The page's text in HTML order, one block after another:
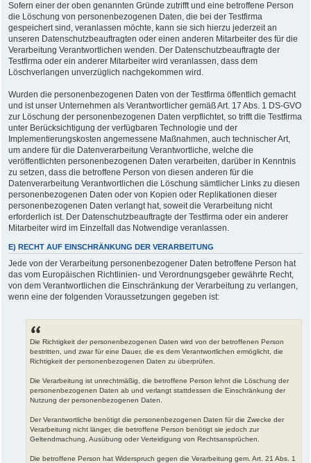
Sofern einer der oben genannten Gründe zutrifft und eine betroffene Person
die Löschung von personenbezogenen Daten, die bei der Testfirma
gespeichert sind, veranlassen möchte, kann sie sich hierzu jederzeit an
unseren Datenschutzbeauftragten oder einen anderen Mitarbeiter des für die
Verarbeitung Verantwortlichen wenden. Der Datenschutzbeauftragte der
Testfirma oder ein anderer Mitarbeiter wird veranlassen, dass dem
Löschverlangen unverzüglich nachgekommen wird.
Wurden die personenbezogenen Daten von der Testfirma öffentlich gemacht
und ist unser Unternehmen als Verantwortlicher gemäß Art. 17 Abs. 1 DS-GVO
zur Löschung der personenbezogenen Daten verpflichtet, so trifft die Testfirma
unter Berücksichtigung der verfügbaren Technologie und der
Implementierungskosten angemessene Maßnahmen, auch technischer Art,
um andere für die Datenverarbeitung Verantwortliche, welche die
veröffentlichten personenbezogenen Daten verarbeiten, darüber in Kenntnis
zu setzen, dass die betroffene Person von diesen anderen für die
Datenverarbeitung Verantwortlichen die Löschung sämtlicher Links zu diesen
personenbezogenen Daten oder von Kopien oder Replikationen dieser
personenbezogenen Daten verlangt hat, soweit die Verarbeitung nicht
erforderlich ist. Der Datenschutzbeauftragte der Testfirma oder ein anderer
Mitarbeiter wird im Einzelfall das Notwendige veranlassen.
E) RECHT AUF EINSCHRÄNKUNG DER VERARBEITUNG
Jede von der Verarbeitung personenbezogener Daten betroffene Person hat
das vom Europäischen Richtlinien- und Verordnungsgeber gewährte Recht,
von dem Verantwortlichen die Einschränkung der Verarbeitung zu verlangen,
wenn eine der folgenden Voraussetzungen gegeben ist:
Die Richtigkeit der personenbezogenen Daten wird von der betroffenen Person
bestritten, und zwar für eine Dauer, die es dem Verantwortlichen ermöglicht, die
Richtigkeit der personenbezogenen Daten zu überprüfen.
Die Verarbeitung ist unrechtmäßig, die betroffene Person lehnt die Löschung der
personenbezogenen Daten ab und verlangt stattdessen die Einschränkung der
Nutzung der personenbezogenen Daten.
Der Verantwortliche benötigt die personenbezogenen Daten für die Zwecke der
Verarbeitung nicht länger, die betroffene Person benötigt sie jedoch zur
Geltendmachung, Ausübung oder Verteidigung von Rechtsansprüchen.
Die betroffene Person hat Widerspruch gegen die Verarbeitung gem. Art. 21 Abs. 1